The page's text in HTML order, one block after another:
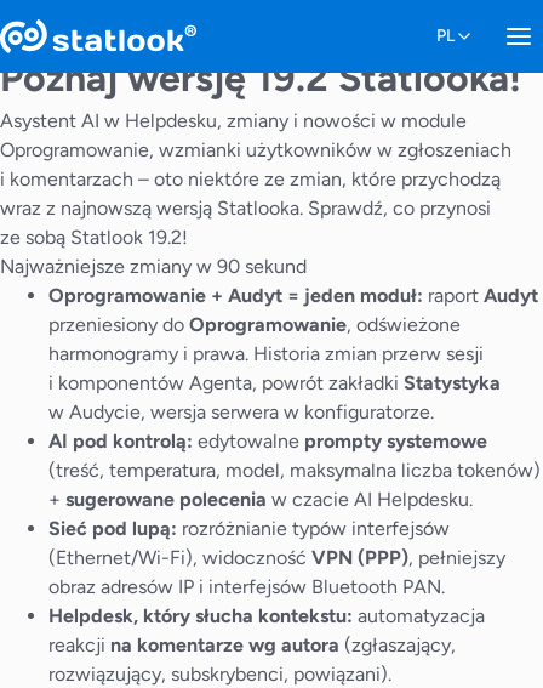
Poznaj wersję 19.2 Statlooka!
Asystent AI w Helpdesku, zmiany i nowości w module
Oprogramowanie, wzmianki użytkowników w zgłoszeniach
i komentarzach – oto niektóre ze zmian, które przychodzą
wraz z najnowszą wersją Statlooka. Sprawdź, co przynosi
ze sobą Statlook 19.2!
Najważniejsze zmiany w 90 sekund
Oprogramowanie + Audyt = jeden moduł: raport Audyt
przeniesiony do Oprogramowanie, odświeżone
harmonogramy i prawa. Historia zmian przerw sesji
i komponentów Agenta, powrót zakładki Statystyka
w Audycie, wersja serwera w konfiguratorze.
AI pod kontrolą: edytowalne prompty systemowe
(treść, temperatura, model, maksymalna liczba tokenów)
+ sugerowane polecenia w czacie AI Helpdesku.
Sieć pod lupą: rozróżnianie typów interfejsów
(Ethernet/Wi-Fi), widoczność VPN (PPP), pełniejszy
obraz adresów IP i interfejsów Bluetooth PAN.
Helpdesk, który słucha kontekstu: automatyzacja
reakcji na komentarze wg autora (zgłaszający,
rozwiązujący, subskrybenci, powiązani).